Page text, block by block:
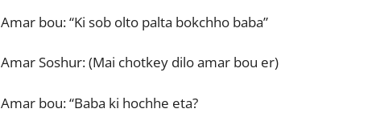
Amar bou: “Ki sob olto palta bokchho baba”
Amar Soshur: (Mai chotkey dilo amar bou er)
Amar bou: “Baba ki hochhe eta?